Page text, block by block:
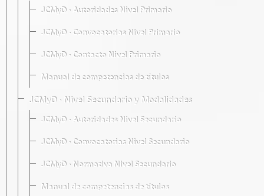
JCMyD · Autoridades Nivel Primario
JCMyD · Convocatorias Nivel Primario
JCMyD · Contacto Nivel Primario
Manual de competencias de títulos
JCMyD · Nivel Secundario y Modalidades
JCMyD · Autoridades Nivel Secundario
JCMyD · Convocatorias Nivel Secundario
JCMyD · Normativa Nivel Secundario
Manual de competencias de títulos